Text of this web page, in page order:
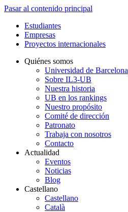
Pasar al contenido principal
Estudiantes
Empresas
Proyectos internacionales
Quiénes somos
Universidad de Barcelona
Sobre IL3-UB
Nuestra historia
UB en los rankings
Nuestro propósito
Comité de dirección
Patronato
Trabaja con nosotros
Contacto
Actualidad
Eventos
Noticias
Blog
Castellano
Castellano
Català